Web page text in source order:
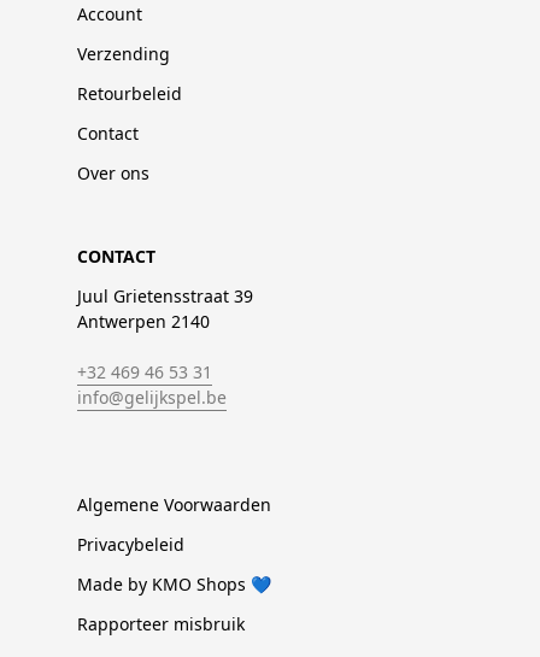
Account
Verzending
Retourbeleid
Contact
Over ons
CONTACT
Juul Grietensstraat 39
Antwerpen 2140
+32 469 46 53 31
info@gelijkspel.be
Algemene Voorwaarden
Privacybeleid
Made by KMO Shops 💙
Rapporteer misbruik